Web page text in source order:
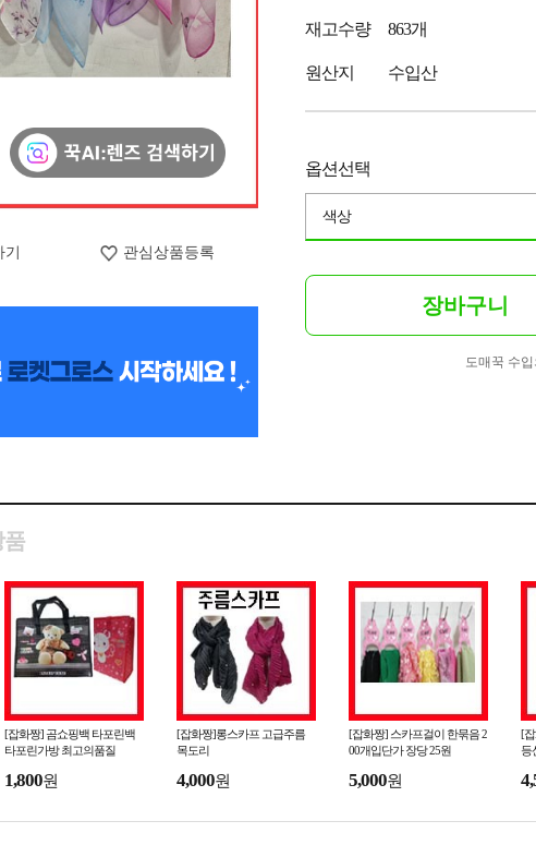
관심상품등록
재고수량 863개
원산지 수입산
옵션선택
색상
장바구니
도매꾹 수
품
[잡화짱] 곰쇼핑백 타포린백
타포린가방 최고의품질
1,800원
[잡화짱]롱스카프 고급주름
목도리
4,000원
[잡화짱] 스카프걸이 한묶음 2
00개입단가 장당 25원
5,000원
[
등